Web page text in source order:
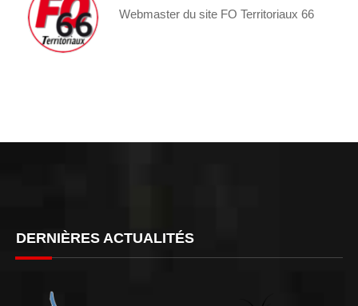
Webmaster du site FO Territoriaux 66
DERNIÈRES ACTUALITÉS